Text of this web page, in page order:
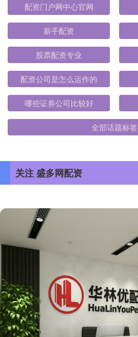
配资门户网中心官网
新手配资
股票配资专业
配资公司是怎么运作的
哪些证券公司比较好
全部话题标签
关注 盛多网配资